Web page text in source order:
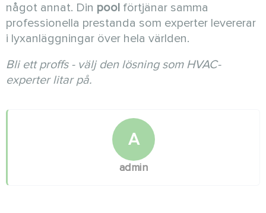
något annat. Din pool förtjänar samma
professionella prestanda som experter levererar
i lyxanläggningar över hela världen.
Bli ett proffs - välj den lösning som HVAC-
experter litar på.
A
admin